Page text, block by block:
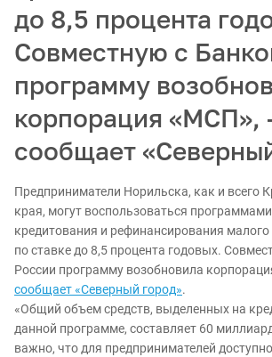
до 8,5 процента
Совместную с
программу
корпорация «МСП»,
сообщает
Предприниматели Норильска, как и всего
края, могут воспользоваться
кредитования и рефинансирования малого
по ставке до 8,5 процента годовых.
России программу возобновила
сообщает «Северный город».
«Общий объем средств, выделенных на
данной программе, составляет 60
важно, что для предпринимателей